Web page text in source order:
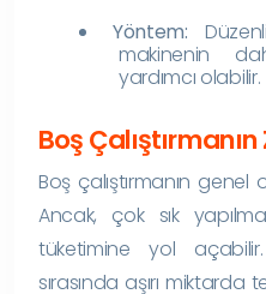
Yöntem:
makinenin
yardımcı olabilir.
Boş
Boş çalıştırmanın genel
Ancak, çok sık
tüketimine yol
sırasında aşırı